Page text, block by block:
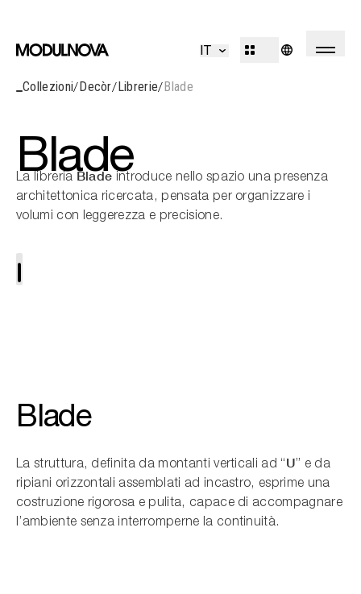
IT
Sistemi
Concepts
Design Identity
Journal
Progetti
Cerca nel sito...
Collezioni Decòr Librerie Blade
Blade
La libreria Blade introduce nello spazio una presenza
architettonica ricercata, pensata per organizzare i
volumi con leggerezza e precisione.
Blade
La struttura, definita da montanti verticali ad “ U” e da
ripiani orizzontali assemblati ad incastro, esprime una
costruzione rigorosa e pulita, capace di accompagnare
l’ambiente senza interromperne la continuità.